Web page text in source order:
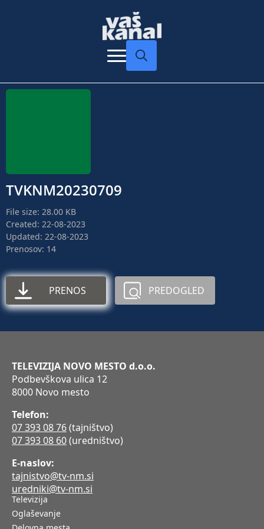
TVKNM20230709
File size: 28.00 KB
Created: 22-08-2023
Updated: 22-08-2023
Prenosov: 14
PRENOS PREDOGLED
TELEVIZIJA NOVO MESTO d.o.o.
Podbevškova ulica 12
8000 Novo mesto
Telefon:
07 393 08 76(tajništvo)
07 393 08 60(uredništvo)
E-naslov:
tajnistvo@tv-nm.si
uredniki@tv-nm.si
Televizija
Oglaševanje